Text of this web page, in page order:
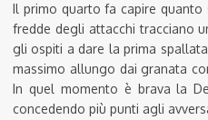
Il primo quarto fa capire quanto
fredde degli attacchi tracciano
gli ospiti a dare la prima
massimo allungo dai granata
In quel momento è brava la
concedendo più punti agli